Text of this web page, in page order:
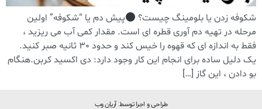
شکوفه زدن یا بلومینگ چیست؟
پیش دم یا “شکوفه” اولین
مرحله در تهیه دم آوری قطره ای است. مقدار کمی آب می ریزید ،
فقط به اندازه ای که قهوه را خیس کند و حدود 30 ثانیه صبر کنید.
یک دلیل ساده برای انجام این کار وجود دارد: دی اکسید کربن.هنگام
بو دادن ، این گاز […]
طراحی و اجرا توسط: آریان وب